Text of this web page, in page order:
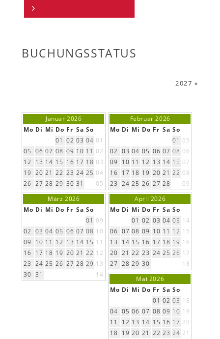
BUCHUNGSSTATUS
2027 »
Januar 2026
Mo Di Mi Do Fr Sa So
01
02 03 04 01
05
06 07 08 09 10 11 02
12
13 14 15 16 17 18 03
19
20 21 22 23 24 25 04
26 27 28 29 30 31 05
Februar 2026
Mo Di Mi Do Fr Sa So
01 05
02
03 04 05 06 07 08 06
09
10 11 12 13 14 15 07
16 17 18 19 20 21 22 08
23
24 25 26 27 28
09
März 2026
Mo Di Mi Do Fr Sa So
01 09
02
03 04 05 06 07 08 10
09
10 11 12 13 14 15 11
16 17 18 19 20 21 22 12
23
24 25 26 27 28 29 13
30 31 14
April 2026
Mo Di Mi Do Fr Sa So
01 02 03 04 05 14
06 07 08 09 10 11 12 15
13
14 15 16 17 18 19 16
20 21 22 23 24 25 26 17
27 28 29 30
18
Mai 2026
Mo Di Mi Do Fr Sa So
01 02 03 18
04 05 06 07 08 09 10 19
11
12 13 14 15 16 17 20
18
19 20 21 22 23 24 21